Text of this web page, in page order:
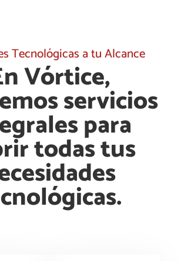
Tecnológicas a tu Alcance
Vórtice,
servicios
para
todas tus